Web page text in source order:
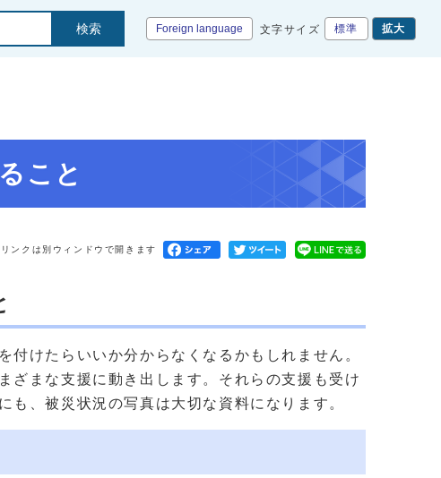
検索 Foreign language 文字サイズ 標準 拡大
こと
ンクは別ウィンドウで開きます
けたらいいか分からなくなるかもしれません。
ざまな支援に動き出します。それらの支援も受け
、被災状況の写真は大切な資料になります。